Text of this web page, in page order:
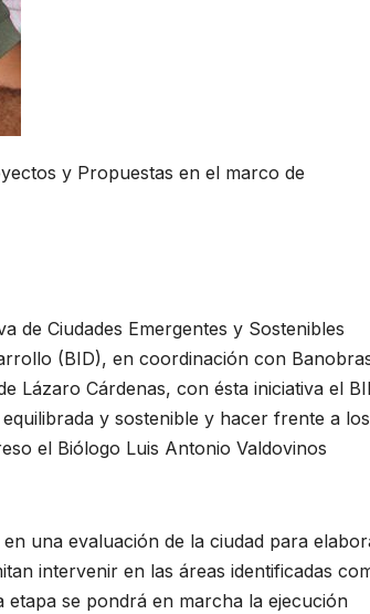
y Propuestas en el marco de
de Ciudades Emergentes y Sostenibles
(BID), en coordinación con
Lázaro Cárdenas, con ésta iniciativa el
y sostenible y hacer frente a los
el Biólogo Luis Antonio Valdovinos
una evaluación de la ciudad para
intervenir en las áreas identificadas
se pondrá en marcha la ejecución